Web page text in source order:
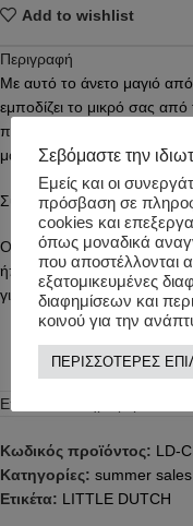
Add to wishlist
Περιγραφή
Με αυτό το άνετο μαγιό
εμποδίζει το μικρό σας
παραλία. Η ελαστική ζώνη
μαγιό μια άνετη εφαρμογή,
Σύνθεση: 85%
Οδηγίες πλυσίματος:
ήπιος κύκλος. Μη
για στεγνωτήριο
Επιπλέον πληροφορίες
Κωδικός προϊόντος: LD-
Κατηγορίες: summer
Ετικέτα: LITTLE DUTCH
Σεβόμαστε την
Εμείς και οι
πρόσβαση σε
cookies και
όπως μοναδικά
που αποστέλλονται
εξατομικευμένες
διαφημίσεων και
κοινού για την
ΠΕΡΙΣΣΟΤΕΡΕΣ